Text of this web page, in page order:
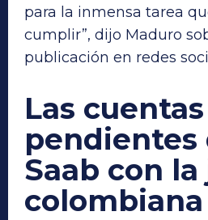
para la inmensa tarea
cumplir”, dijo Maduro
publicación en redes
Las cuentas
pendientes
Saab con
colombiana